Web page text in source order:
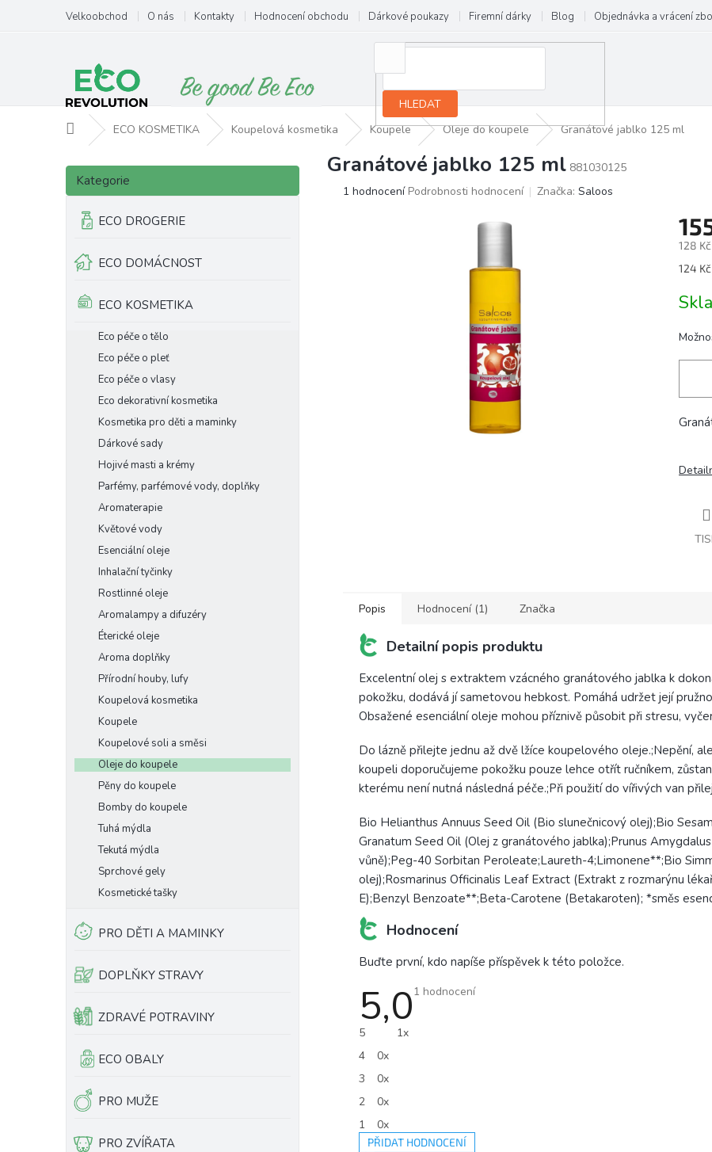
obsah
Velkoobchod O nás Kontakty Hodnocení obchodu Dárkové poukazy Firemní dárky Blog Objednávka a vrácení
HLEDAT
Domů ECO KOSMETIKA Koupelová kosmetika Koupele Oleje do koupele Granátové jablko 125 ml
P
s
n
Přeskočit
kategorie
Kategorie
ECO DROGERIE
ECO DOMÁCNOST
ECO KOSMETIKA
Eco péče o tělo
Eco péče o pleť
Eco péče o vlasy
Eco dekorativní kosmetika
Kosmetika pro děti a maminky
Dárkové sady
Hojivé masti a krémy
Parfémy, parfémové vody, doplňky
Aromaterapie
Květové vody
Esenciální oleje
Inhalační tyčinky
Rostlinné oleje
Aromalampy a difuzéry
Éterické oleje
Aroma doplňky
Přírodní houby, lufy
Koupelová kosmetika
Koupele
Koupelové soli a směsi
Oleje do koupele
Pěny do koupele
Bomby do koupele
Tuhá mýdla
Tekutá mýdla
Sprchové gely
Kosmetické tašky
PRO DĚTI A MAMINKY
DOPLŇKY STRAVY
ZDRAVÉ POTRAVINY
ECO OBALY
PRO MUŽE
PRO ZVÍŘATA
Granátové jablko 125 ml 881030125
Průměrné
1 hodnocení Podrobnosti hodnocení Značka: Saloos
128
Měrná
124
Popis Hodnocení (1) Značka
Detailní popis produktu
Excelentní olej s extraktem vzácného granátového jablka k
pokožku, dodává jí sametovou hebkost. Pomáhá udržet její
Obsažené esenciální oleje mohou příznivě působit při stresu,
Do lázně přilejte jednu až dvě lžíce koupelového oleje.;Nepění,
koupeli doporučujeme pokožku pouze lehce otřít ručníkem,
kterému není nutná následná péče.;Při použití do vířivých van
Bio Helianthus Annuus Seed Oil (Bio slunečnicový olej);Bio
Granatum Seed Oil (Olej z granátového jablka);Prunus
vůně);Peg-40 Sorbitan Peroleate;Laureth-4;Limonene**;Bio
olej);Rosmarinus Officinalis Leaf Extract (Extrakt z rozmarýnu
E);Benzyl Benzoate**;Beta-Carotene (Betakaroten); *směs
Hodnocení
Buďte první, kdo napíše příspěvek k této položce.
5,0 Průměrné
1 hodnocení
5
1x
4
0x
3
0x
2
0x
1
0x
PŘIDAT HODNOCENÍ